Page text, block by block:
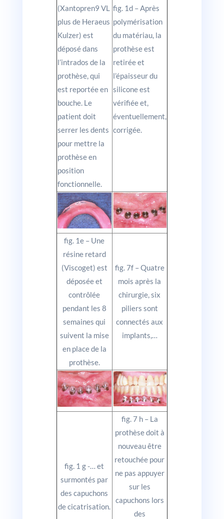
(Xantopren9 VL
plus de Heraeus
Kulzer) est
déposé dans
l’intrados de la
prothèse, qui
est reportée en
bouche. Le
patient doit
serrer les dents
pour mettre la
prothèse en
position
fonctionnelle.
fig. 1d – Après
polymérisation
du matériau, la
prothèse est
retirée et
l’épaisseur du
silicone est
vérifiée et,
éventuellement,
corrigée.
fig. 1e – Une
résine retard
(Viscoget) est
déposée et
contrôlée
pendant les 8
semaines qui
suivent la mise
en place de la
prothèse.
fig. 7f – Quatre
mois après la
chirurgie, six
piliers sont
connectés aux
implants,…
fig. 1 g -… et
surmontés par
des capuchons
de cicatrisation.
fig. 7 h – La
prothèse doit à
nouveau être
retouchée pour
ne pas appuyer
sur les
capuchons lors
des